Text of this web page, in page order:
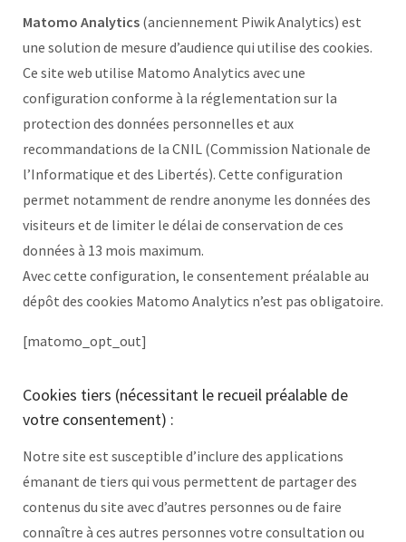
Matomo Analytics (anciennement Piwik Analytics) est
une solution de mesure d’audience qui utilise des cookies.
Ce site web utilise Matomo Analytics avec une
configuration conforme à la réglementation sur la
protection des données personnelles et aux
recommandations de la CNIL (Commission Nationale de
l’Informatique et des Libertés). Cette configuration
permet notamment de rendre anonyme les données des
visiteurs et de limiter le délai de conservation de ces
données à 13 mois maximum.
Avec cette configuration, le consentement préalable au
dépôt des cookies Matomo Analytics n’est pas obligatoire.
[matomo_opt_out]
Cookies tiers (nécessitant le recueil préalable de
votre consentement) :
Notre site est susceptible d’inclure des applications
émanant de tiers qui vous permettent de partager des
contenus du site avec d’autres personnes ou de faire
connaître à ces autres personnes votre consultation ou